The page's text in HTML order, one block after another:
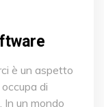
è un aspetto
di
In un mondo